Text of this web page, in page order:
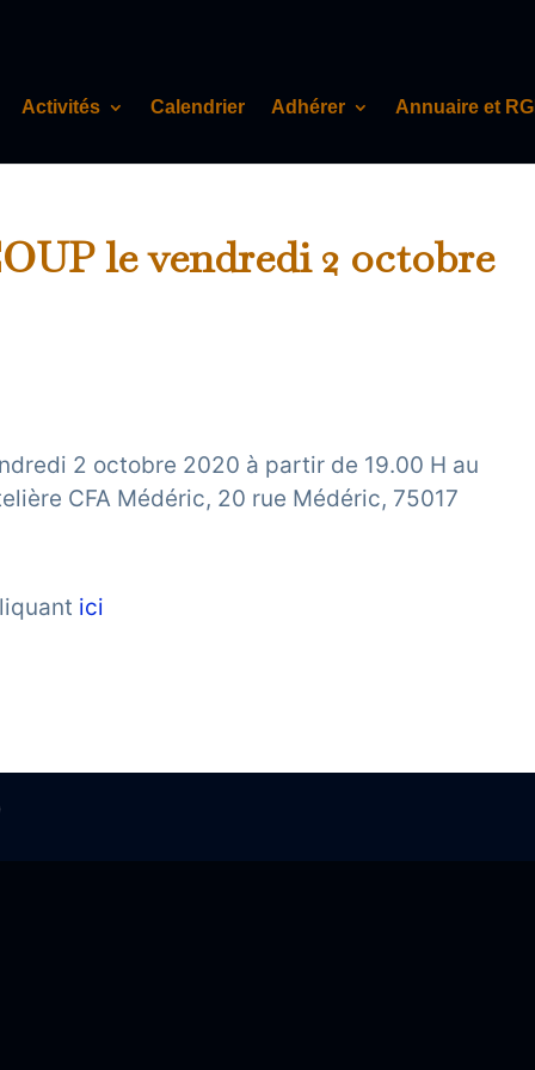
Activités Calendrier Adhérer Annuaire et
le vendredi 2 octobre
2 octobre 2020 à partir de 19.00 H au
CFA Médéric, 20 rue Médéric, 75017
ici